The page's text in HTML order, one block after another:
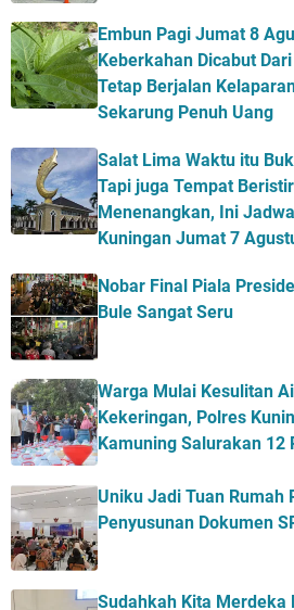
Embun Pagi Jumat 8
Keberkahan Dicabut
Tetap Berjalan
Sekarung Penuh Uang
Salat Lima Waktu itu
Tapi juga Tempat
Menenangkan, Ini
Kuningan Jumat 7
Nobar Final Piala
Bule Sangat Seru
Warga Mulai Kesulitan
Kekeringan, Polres
Kamuning Salurakan 12
Uniku Jadi Tuan Rumah
Penyusunan Dokumen
Sudahkah Kita Merdeka